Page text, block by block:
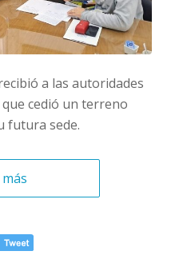
a las autoridades
que cedió un terreno
futura sede.